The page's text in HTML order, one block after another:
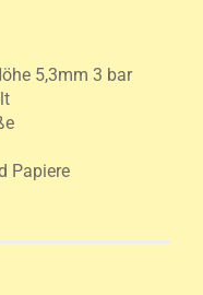
5,3mm 3 bar
Papiere